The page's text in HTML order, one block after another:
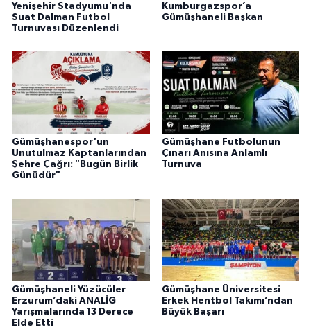
Yenişehir Stadyumu'nda
Suat Dalman Futbol
Turnuvası Düzenlendi
Kumburgazspor’a
Gümüşhaneli Başkan
Gümüşhanespor'un
Unutulmaz Kaptanlarından
Şehre Çağrı: "Bugün Birlik
Günüdür"
Gümüşhane Futbolunun
Çınarı Anısına Anlamlı
Turnuva
Gümüşhaneli Yüzücüler
Erzurum’daki ANALİG
Yarışmalarında 13 Derece
Elde Etti
Gümüşhane Üniversitesi
Erkek Hentbol Takımı’ndan
Büyük Başarı